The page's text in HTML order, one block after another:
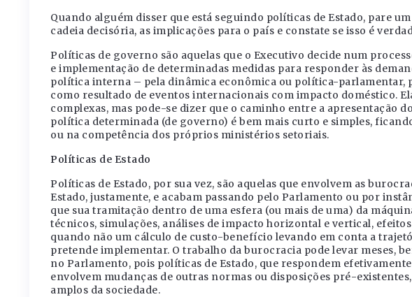
Quando alguém disser que está seguindo políticas de Estado, pare
cadeia decisória, as implicações para o país e constate se isso é
Políticas de governo são aquelas que o Executivo decide num
e implementação de determinadas medidas para responder às
política interna – pela dinâmica econômica ou política-parlamentar,
como resultado de eventos internacionais com impacto doméstico.
complexas, mas pode-se dizer que o caminho entre a apresentação
política determinada (de governo) é bem mais curto e simples,
ou na competência dos próprios ministérios setoriais.
Políticas de Estado
Políticas de Estado, por sua vez, são aquelas que envolvem as
Estado, justamente, e acabam passando pelo Parlamento ou por
que sua tramitação dentro de uma esfera (ou mais de uma) da
técnicos, simulações, análises de impacto horizontal e vertical,
quando não um cálculo de custo-benefício levando em conta a
pretende implementar. O trabalho da burocracia pode levar meses,
no Parlamento, pois políticas de Estado, que respondem
envolvem mudanças de outras normas ou disposições pré-
amplos da sociedade.